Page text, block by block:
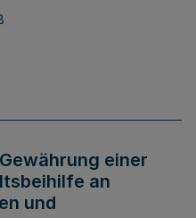
einer
an
und